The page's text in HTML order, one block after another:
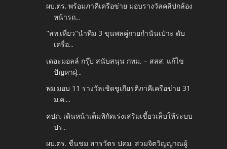
ผบ.ตร. พร้อมภาคีเครือข่าย มอบรางวัลคลิปกล้อง
หน้ารถ...
"สท.เหี่ยว"นำทีม 3 ขุนพลคู่กายกำนันเป๋าะ ดับ
เครื่อ...
เดอะมอลล์ กรุ๊ป สนับสนุน กทม. – สสส. แก้ไข
ปัญหาฝุ่...
พม.มอบ 11 รางวัลเชิดชูเกียรติภาคีเครือข่าย 31
ม.ค....
คปภ. เดินหน้าเต็มพิกัดเร่งเสริมเขี้ยวเล็บให้ระบบ
ปร...
ผบ.ตร. ชื่นชม สารวัตร ปคม. สวมจิตวิญญาณผู้